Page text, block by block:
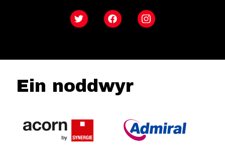
Twitter FacebookInstagram
Ein noddwyr